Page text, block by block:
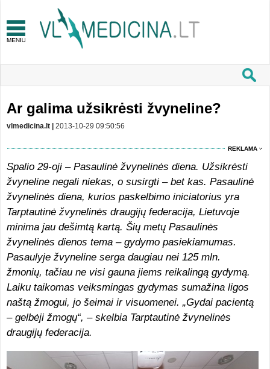
Ar galima užsikrėsti žvyneline?
vlmedicina.lt | 2013-10-29 09:50:56
REKLAMA
Spalio 29-oji – Pasaulinė žvynelinės diena. Užsikrėsti
žvyneline negali niekas, o susirgti – bet kas. Pasaulinė
žvynelinės diena, kurios paskelbimo iniciatorius yra
Tarptautinė žvynelinės draugijų federacija, Lietuvoje
minima jau dešimtą kartą. Šių metų Pasaulinės
žvynelinės dienos tema – gydymo pasiekiamumas.
Pasaulyje žvyneline serga daugiau nei 125 mln.
žmonių, tačiau ne visi gauna jiems reikalingą gydymą.
Laiku taikomas veiksmingas gydymas sumažina ligos
naštą žmogui, jo šeimai ir visuomenei. „Gydai pacientą
– gelbėji žmogų“, – skelbia Tarptautinė žvynelinės
draugijų federacija.